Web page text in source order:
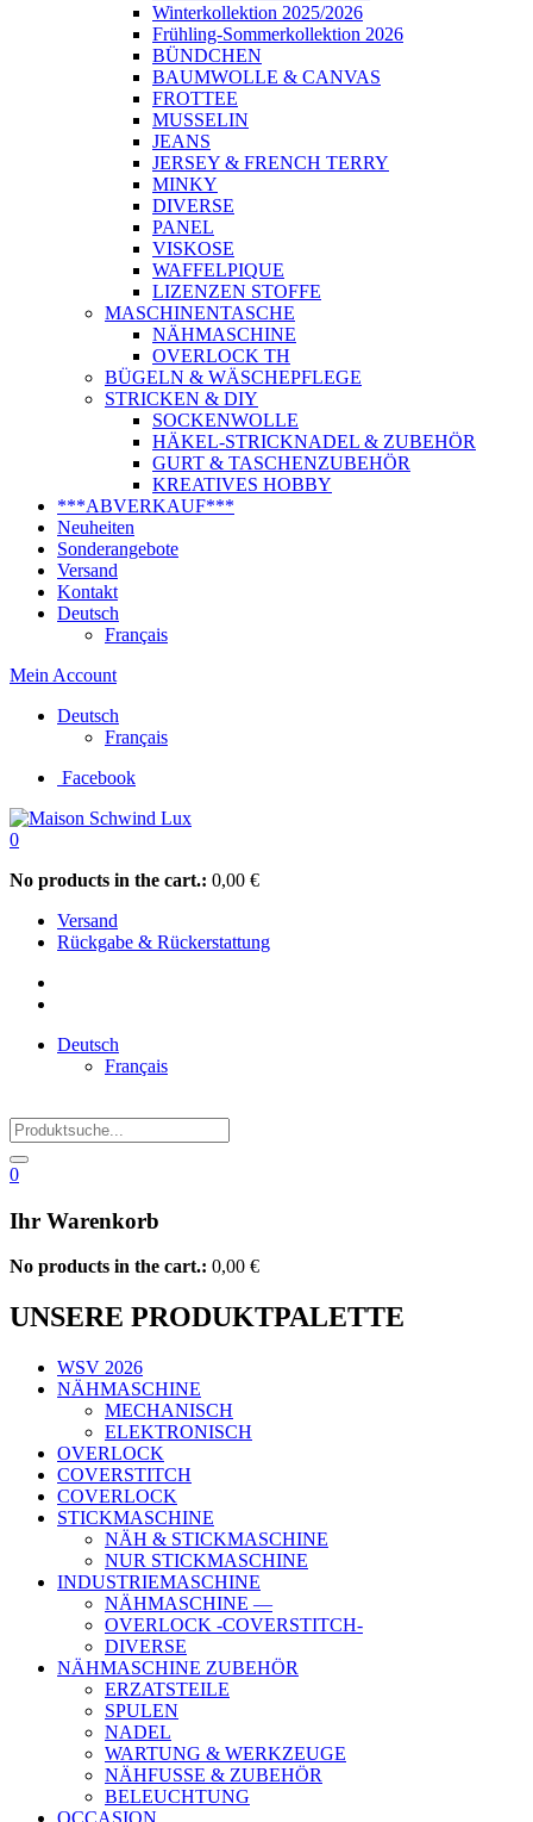
Winterkollektion 2025/2026
Frühling-Sommerkollektion 2026
BÜNDCHEN
BAUMWOLLE & CANVAS
FROTTEE
MUSSELIN
JEANS
JERSEY & FRENCH TERRY
MINKY
DIVERSE
PANEL
VISKOSE
WAFFELPIQUE
LIZENZEN STOFFE
MASCHINENTASCHE
NÄHMASCHINE
OVERLOCK TH
BÜGELN & WÄSCHEPFLEGE
STRICKEN & DIY
SOCKENWOLLE
HÄKEL-STRICKNADEL & ZUBEHÖR
GURT & TASCHENZUBEHÖR
KREATIVES HOBBY
***ABVERKAUF***
Neuheiten
Sonderangebote
Versand
Kontakt
Deutsch
Français
Mein Account
Deutsch
Français
Facebook
0
No products in the cart.: 0,00 €
Versand
Rückgabe & Rückerstattung
Deutsch
Français
0
Ihr Warenkorb
No products in the cart.: 0,00 €
UNSERE PRODUKTPALETTE
WSV 2026
NÄHMASCHINE
MECHANISCH
ELEKTRONISCH
OVERLOCK
COVERSTITCH
COVERLOCK
STICKMASCHINE
NÄH & STICKMASCHINE
NUR STICKMASCHINE
INDUSTRIEMASCHINE
NÄHMASCHINE —
OVERLOCK -COVERSTITCH-
DIVERSE
NÄHMASCHINE ZUBEHÖR
ERZATSTEILE
SPULEN
NADEL
WARTUNG & WERKZEUGE
NÄHFUSSE & ZUBEHÖR
BELEUCHTUNG